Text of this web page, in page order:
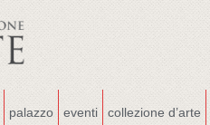
palazzo eventi collezione d’arte